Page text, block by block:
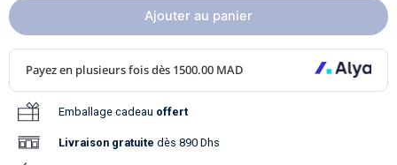
Ajouter au panier
Emballage cadeau offert
Livraison gratuite dès 890 Dhs